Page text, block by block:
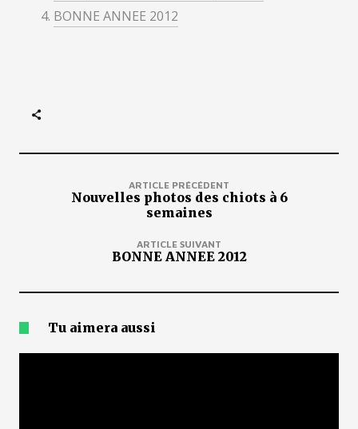
BONNE ANNEE 2012
ARTICLE PRÉCÉDENT
Nouvelles photos des chiots à 6
semaines
ARTICLE SUIVANT
BONNE ANNEE 2012
Tu aimera aussi